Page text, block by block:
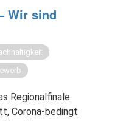
Wir sind
Regionalfinale
Corona-bedingt